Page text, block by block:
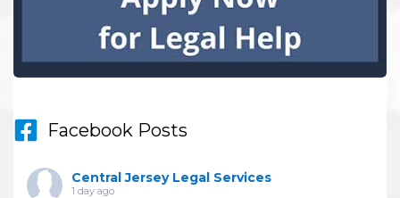
Facebook Posts
Central Jersey Legal Services
1 day ago